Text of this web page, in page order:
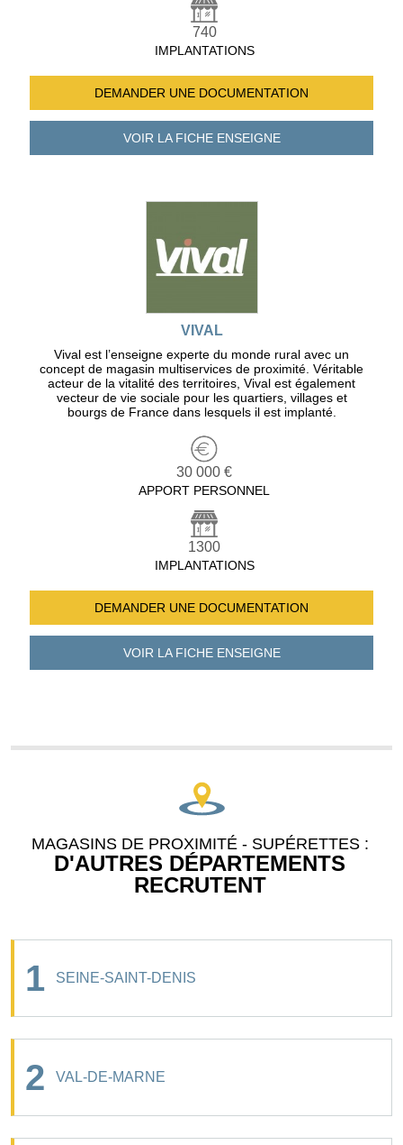
740
IMPLANTATIONS
DEMANDER UNE DOCUMENTATION
VOIR LA FICHEENSEIGNE
VIVAL
Vival est l’enseigne experte du monde rural avec un
concept de magasin multiservices de proximité. Véritable
acteur de la vitalité des territoires, Vival est également
vecteur de vie sociale pour les quartiers, villages et
bourgs de France dans lesquels il est implanté.
30 000 €
APPORT PERSONNEL
1300
IMPLANTATIONS
DEMANDER UNE DOCUMENTATION
VOIR LA FICHEENSEIGNE
MAGASINS DE PROXIMITÉ - SUPÉRETTES :
D'AUTRES DÉPARTEMENTS
RECRUTENT
1 SEINE-SAINT-DENIS
2 VAL-DE-MARNE